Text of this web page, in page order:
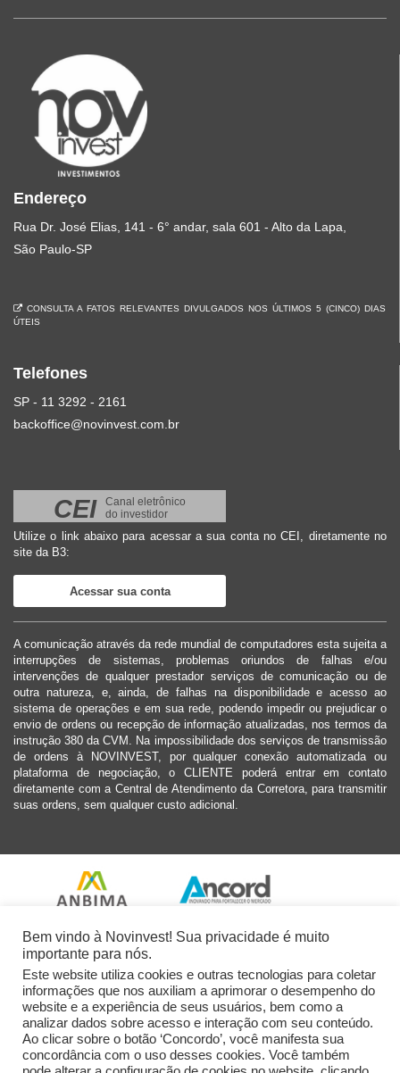
Endereço
Rua Dr. José Elias, 141 - 6° andar, sala 601 - Alto da Lapa,
São Paulo-SP
CONSULTA A FATOS RELEVANTES DIVULGADOS NOS ÚLTIMOS 5 (CINCO) DIAS
ÚTEIS
Telefones
SP - 11 3292 - 2161
backoffice@novinvest.com.br
CEI
Canal eletrônico
do investidor
Utilize o link abaixo para acessar a sua conta no CEI, diretamente no
site da B3:
Acessar sua conta
A comunicação através da rede mundial de computadores esta sujeita a
interrupções de sistemas, problemas oriundos de falhas e/ou
intervenções de qualquer prestador serviços de comunicação ou de
outra natureza, e, ainda, de falhas na disponibilidade e acesso ao
sistema de operações e em sua rede, podendo impedir ou prejudicar o
envio de ordens ou recepção de informação atualizadas, nos termos da
instrução 380 da CVM. Na impossibilidade dos serviços de transmissão
de ordens à NOVINVEST, por qualquer conexão automatizada ou
plataforma de negociação, o CLIENTE poderá entrar em contato
diretamente com a Central de Atendimento da Corretora, para transmitir
suas ordens, sem qualquer custo adicional.
Bem vindo à Novinvest! Sua privacidade é muito
importante para nós.
Este website utiliza cookies e outras tecnologias para coletar
informações que nos auxiliam a aprimorar o desempenho do
website e a experiência de seus usuários, bem como a
analizar dados sobre acesso e interação com seu conteúdo.
Ao clicar sobre o botão ‘Concordo’, você manifesta sua
concordância com o uso desses cookies. Você também